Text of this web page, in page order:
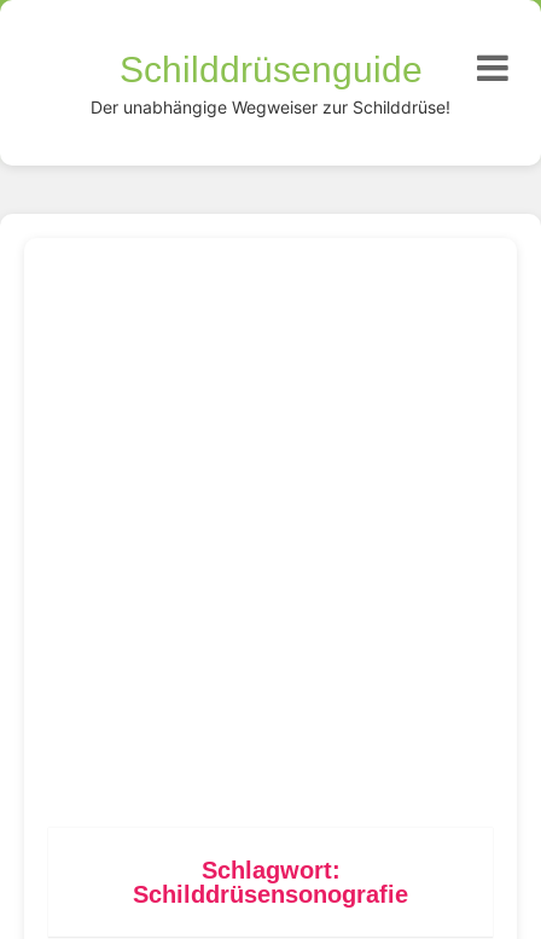
Schilddrüsenguide
Der unabhängige Wegweiser zur Schilddrüse!
Schlagwort:
Schilddrüsensonografie